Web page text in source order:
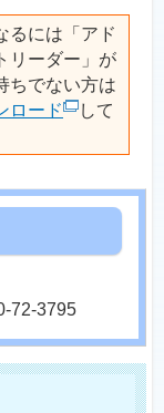
るには「アド
リーダー」が
ちでない方は
ロード
して
72-3795